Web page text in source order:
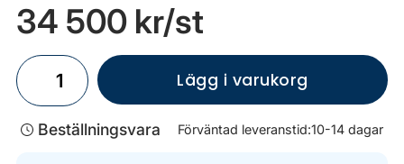
34 500 kr/st
Lägg i varukorg
Beställningsvara Förväntad leveranstid:10-14 dagar